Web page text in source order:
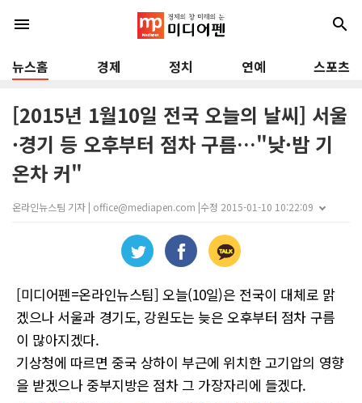
menu search
뉴스홈 경제 정치 연예 스포츠
[2015년 1월10일 전국 오늘의 날씨] 서울
·경기 등 오후부터 점차 구름…"낮·밤 기
온차 커"
온라인뉴스팀 기자 | office@mediapen.com |수정 2015-01-10 10:22:09
[미디어펜=온라인뉴스팀] 오늘(10일)은 전국이 대체로 맑
겠으나 서울과 경기도, 강원도는 늦은 오후부터 점차 구름
이 많아지겠다.
기상청에 따르면 중국 상하이 부근에 위치한 고기압의 영향
을 받겠으나 중부지방은 점차 그 가장자리에 들겠다.